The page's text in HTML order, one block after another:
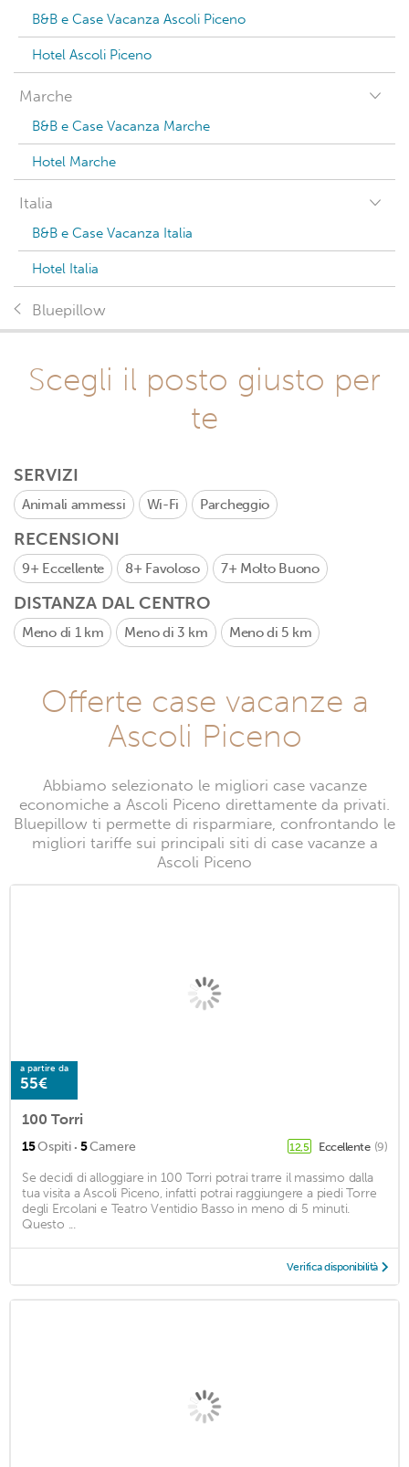
B&B e Case Vacanza Ascoli Piceno
Hotel Ascoli Piceno
Marche
B&B e Case Vacanza Marche
Hotel Marche
Italia
B&B e Case Vacanza Italia
Hotel Italia
Bluepillow
Scegli il posto giusto per
te
SERVIZI
Animali ammessi Wi-Fi Parcheggio
RECENSIONI
9+ Eccellente 8+ Favoloso 7+ Molto Buono
DISTANZA DAL CENTRO
Meno di 1 km Meno di 3 km Meno di 5 km
Offerte case vacanze a
Ascoli Piceno
Abbiamo selezionato le migliori case vacanze
economiche a Ascoli Piceno direttamente da privati.
Bluepillow ti permette di risparmiare, confrontando le
migliori tariffe sui principali siti di case vacanze a
Ascoli Piceno
a partire da
55€
100 Torri
15Ospiti · 5Camere 12,5 Eccellente (9)
Se decidi di alloggiare in 100 Torri potrai trarre il massimo dalla
tua visita a Ascoli Piceno, infatti potrai raggiungere a piedi Torre
degli Ercolani e Teatro Ventidio Basso in meno di 5 minuti.
Questo ...
Verifica disponibilità